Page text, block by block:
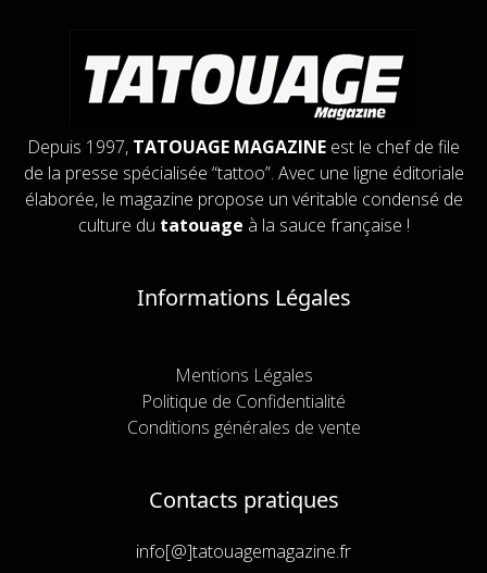
Depuis 1997, TATOUAGE MAGAZINE est le chef de file
de la presse spécialisée “tattoo”. Avec une ligne éditoriale
élaborée, le magazine propose un véritable condensé de
culture du tatouage à la sauce française !
Informations Légales
Mentions Légales
Politique de Confidentialité
Conditions générales de vente
Contacts pratiques
info[@]tatouagemagazine.fr